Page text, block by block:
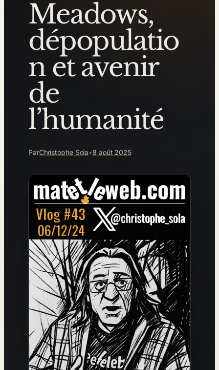
Meadows,
dépopulatio
n et avenir
de
l’humanité
ParChristophe Sola•8 août 2025